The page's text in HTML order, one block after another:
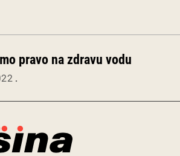
pravo na zdravu vodu